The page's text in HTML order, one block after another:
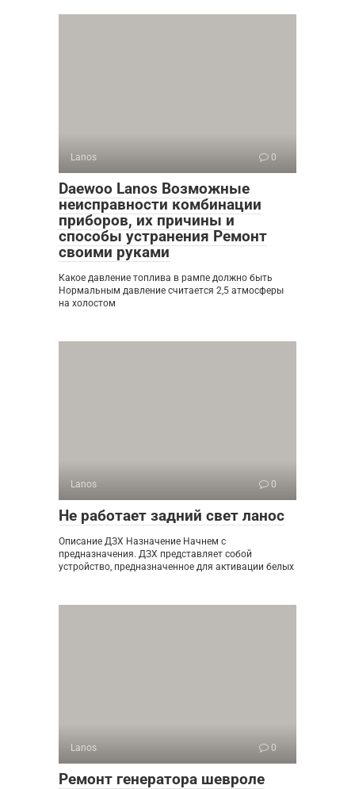
Lanos 0
Daewoo Lanos Возможные
неисправности комбинации
приборов, их причины и
способы устранения Ремонт
своими руками
Какое давление топлива в рампе должно быть
Нормальным давление считается 2,5 атмосферы
на холостом
Lanos 0
Не работает задний свет ланос
Описание ДЗХ Назначение Начнем с
предназначения. ДЗХ представляет собой
устройство, предназначенное для активации белых
Lanos 0
Ремонт генератора шевроле